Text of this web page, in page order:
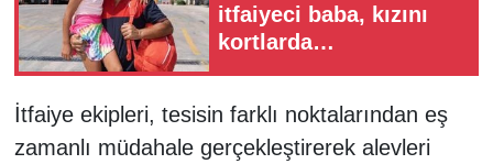
itfaiyeci baba, kızını
kortlarda
İtfaiye ekipleri, tesisin farklı noktalarından eş
zamanlı müdahale gerçekleştirerek alevleri